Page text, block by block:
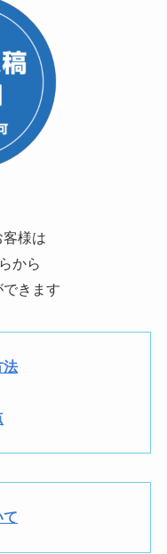
様は
から
きます
法
て